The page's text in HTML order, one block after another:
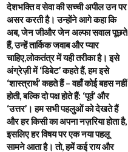
देशभक्ति व सेवा की सच्ची अपील उन पर
असर करती है। उन्होंने आगे कहा कि
अब, जेन जीऔर जेन अल्फा सवाल पूछते
हैं, उन्हें तार्किक जवाब और प्यार
चाहिए,लोकतंत्र में यही तरीका है। इसे
अंग्रेज़ी में ‘डिबेट’ कहते हैं, हम इसे
‘शास्त्रार्थ’ कहते हैं – वहाँ कोई बहस नहीं
होती, बल्कि दो पक्ष होते हैं: ‘पूर्व’ और
‘उत्तर’। हम सभी पहलुओं को देखते हैं
और हर किसी का अपना नज़रिया होता है,
इसलिए हर विषय पर एक नया पहलू
सामने आता है। तो, हमें कई राय और